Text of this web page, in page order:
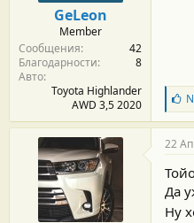
GeLeon
Member
Сообщения
42
Благодарности
8
Авто
Toyota Highlander
AWD 3,5 2020
Б
л
а
г
о
д
а
р
н
22
Да
Ну